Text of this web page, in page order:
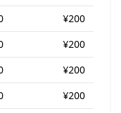
¥200
¥200
¥200
¥200